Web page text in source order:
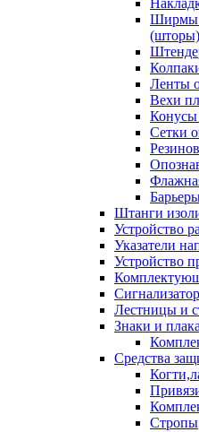
Ширмы
Ленты
Вехи
Конусы
Сетки
Штанги
Устройство
Указатели
Устройство
Лестницы и
Знаки и
Средства
Стропы